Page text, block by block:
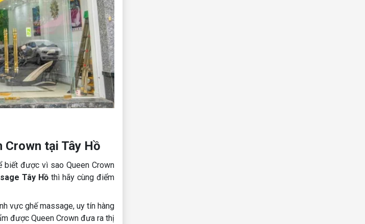
Crown tại Tây Hồ
biết được vì sao Queen Crown
Tây Hồ thì hãy cùng điểm
vực ghế massage, uy tín hàng
được Queen Crown đưa ra thị